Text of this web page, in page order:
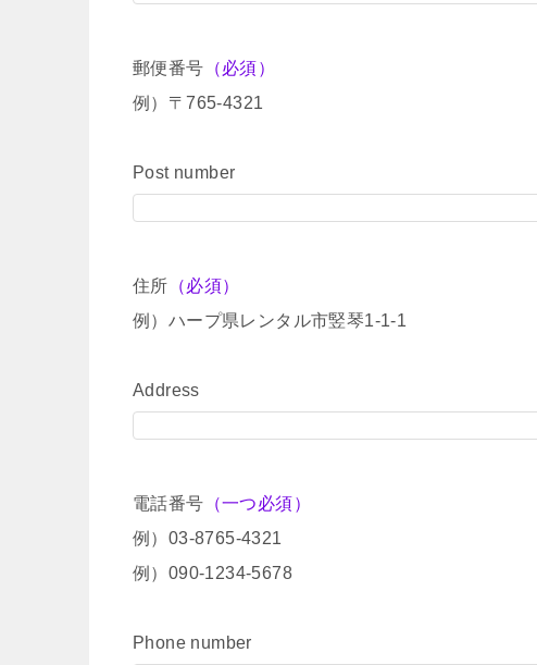
郵便番号 （必須）
例）〒765-4321
Post number
住所 （必須）
例）ハープ県レンタル市竪琴1-1-1
Address
電話番号 （一つ必須）
例）03-8765-4321
例）090-1234-5678
Phone number